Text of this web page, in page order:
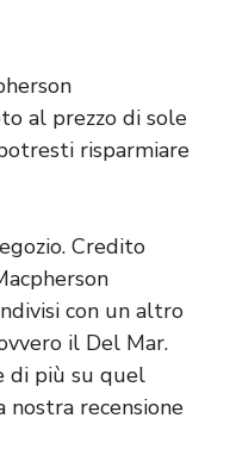
al prezzo di sole
risparmiare
con un altro
il Del Mar.
di più su quel
nostra recensione